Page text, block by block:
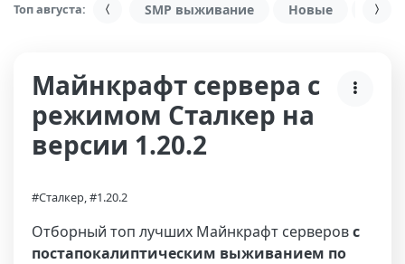
Топ августа: SMP выживание Новые С
Майнкрафт сервера с
режимом Сталкер на
версии 1.20.2
#Сталкер, #1.20.2
Отборный топ лучших Майнкрафт серверовс
постапокалиптическим выживанием по